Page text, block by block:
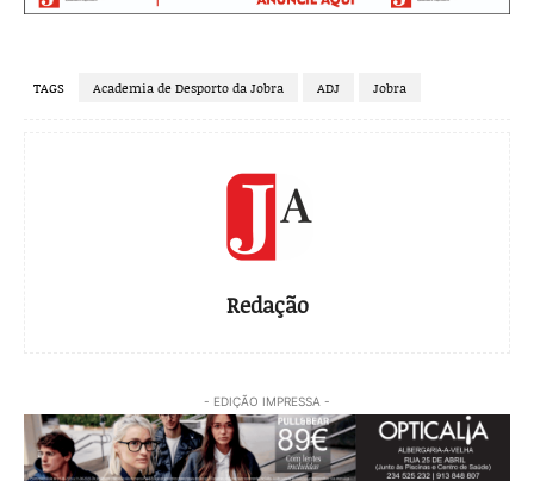
TAGS Academia de Desporto da Jobra ADJ Jobra
Redação
- EDIÇÃO IMPRESSA -